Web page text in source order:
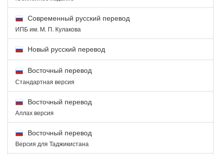
Современный русский перевод
ИПБ им. М. П. Кулакова
Новый русский перевод
Восточный перевод
Стандартная версия
Восточный перевод
Аллах версия
Восточный перевод
Версия для Таджикистана